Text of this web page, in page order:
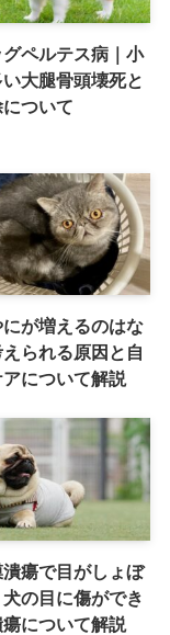
ペルテス病｜小
大腿骨頭壊死と
ついて
が増えるのはな
られる原因と自
について解説
瘍で目がしょぼ
の目に傷ができ
について解説